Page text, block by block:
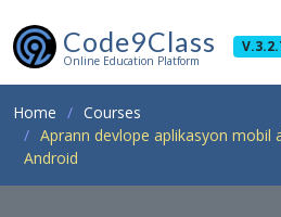
Code9Class
Online Education Platform
Home
Courses
Aprann devlope aplikasyon mobil
Android